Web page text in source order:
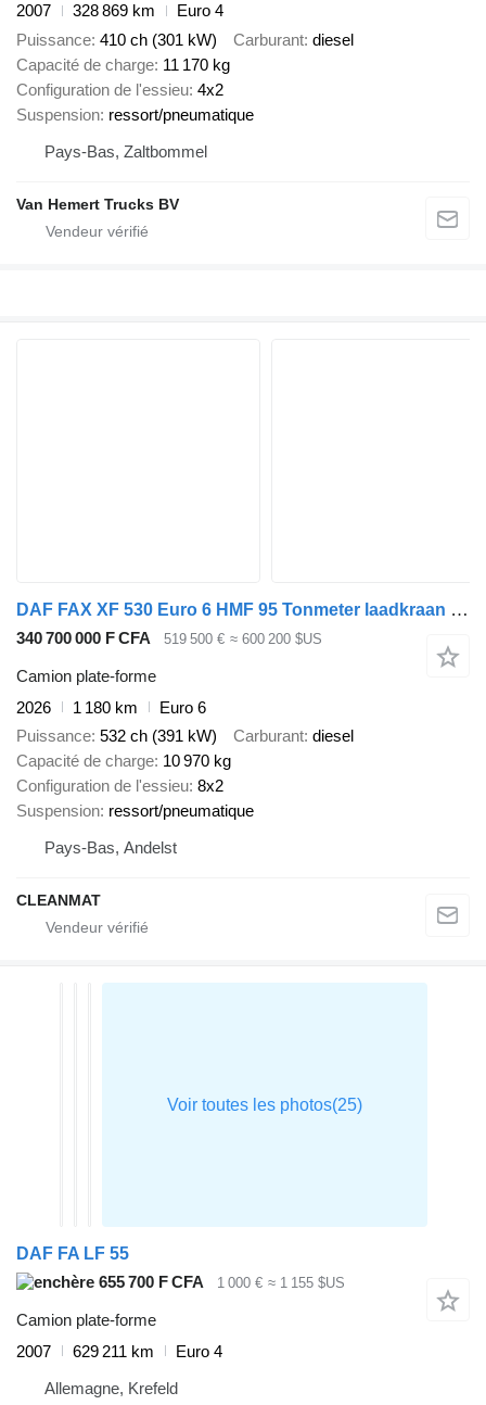
2007
328 869 km
Euro 4
Puissance 410 ch (301 kW) Carburant diesel
Capacité de charge 11 170 kg
Configuration de l'essieu 4x2
Suspension ressort/pneumatique
Pays-Bas, Zaltbommel
Van Hemert Trucks BV
DAF FAX XF 530 Euro 6 HMF 95 Tonmeter laadkraan + Fly-Jib NEW & UNUS
340 700 000 F CFA 519 500 € ≈ 600 200 $US
Camion plate-forme
2026
1 180 km
Euro 6
Puissance 532 ch (391 kW) Carburant diesel
Capacité de charge 10 970 kg
Configuration de l'essieu 8x2
Suspension ressort/pneumatique
Pays-Bas, Andelst
CLEANMAT
DAF FA LF 55
655 700 F CFA
1 000 € ≈ 1 155 $US
Camion plate-forme
2007
629 211 km
Euro 4
Allemagne, Krefeld